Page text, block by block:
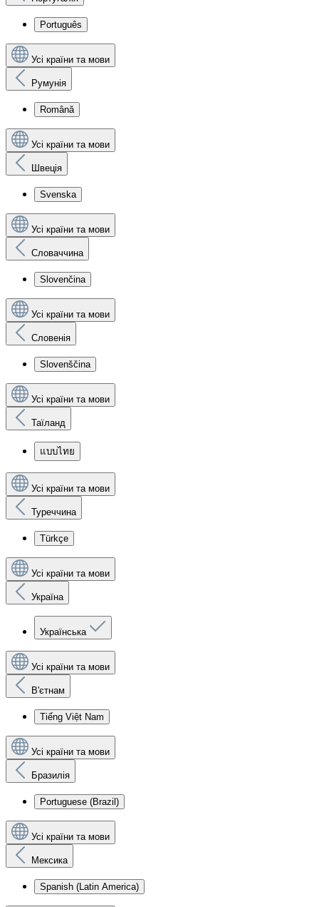
Português
Усі країни та мови
Румунія
Română
Усі країни та мови
Швеція
Svenska
Усі країни та мови
Словаччина
Slovenčina
Усі країни та мови
Словенія
Slovenščina
Усі країни та мови
Таїланд
แบบไทย
Усі країни та мови
Туреччина
Türkçe
Усі країни та мови
Україна
Українська
Усі країни та мови
В'єтнам
Tiếng Việt Nam
Усі країни та мови
Бразилія
Portuguese (Brazil)
Усі країни та мови
Мексика
Spanish (Latin America)